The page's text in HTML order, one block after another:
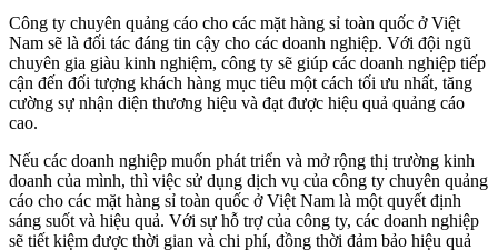
Công ty chuyên quảng cáo cho các mặt hàng sỉ toàn quốc ở Việt
Nam sẽ là đối tác đáng tin cậy cho các doanh nghiệp. Với đội ngũ
chuyên gia giàu kinh nghiệm, công ty sẽ giúp các doanh nghiệp tiếp
cận đến đối tượng khách hàng mục tiêu một cách tối ưu nhất, tăng
cường sự nhận diện thương hiệu và đạt được hiệu quả quảng cáo
cao.
Nếu các doanh nghiệp muốn phát triển và mở rộng thị trường kinh
doanh của mình, thì việc sử dụng dịch vụ của công ty chuyên quảng
cáo cho các mặt hàng sỉ toàn quốc ở Việt Nam là một quyết định
sáng suốt và hiệu quả. Với sự hỗ trợ của công ty, các doanh nghiệp
sẽ tiết kiệm được thời gian và chi phí, đồng thời đảm bảo hiệu quả